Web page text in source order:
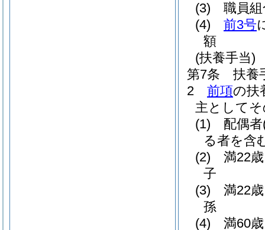
(3)
職員
(4)
前3号
額
(扶養手当)
第7条
扶養
2
前項の扶
主として
(1)
配偶者
る者を含
(2)
満22
子
(3)
満22
孫
(4)
満60